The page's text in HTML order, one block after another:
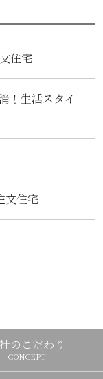
住宅
！生活スタイ
文住宅
のこだわり
CONCEPT